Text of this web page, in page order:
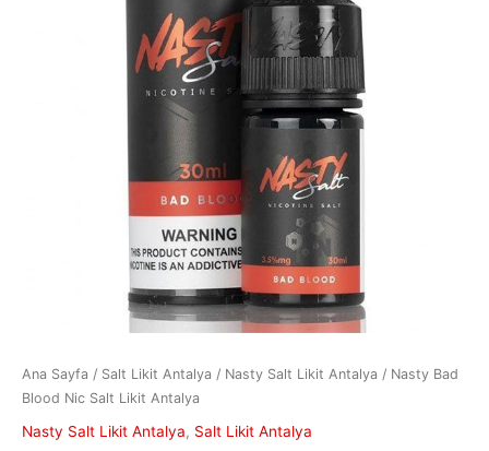
Ana Sayfa / Salt Likit Antalya / Nasty Salt Likit Antalya / Nasty Bad
Blood Nic Salt Likit Antalya
Nasty Salt Likit Antalya, Salt Likit Antalya